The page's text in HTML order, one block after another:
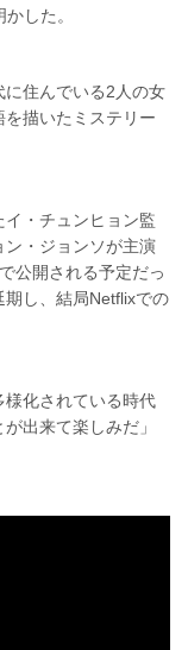
した。
に住んでいる2人の女
描いたミステリー
・チュンヒョン監
・ジョンソが主演
公開される予定だっ
し、結局Netflixでの
化されている時代
出来て楽しみだ」